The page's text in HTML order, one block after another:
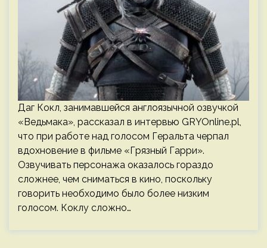
Даг Кокл, занимавшейся англоязычной озвучкой
«Ведьмака», рассказал в интервью GRYOnline.pl,
что при работе над голосом Геральта черпал
вдохновение в фильме «Грязный Гарри».
Озвучивать персонажа оказалось гораздо
сложнее, чем сниматься в кино, поскольку
говорить необходимо было более низким
голосом. Коклу сложно…